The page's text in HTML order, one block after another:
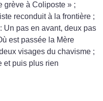
grève à Coliposte » ;
reconduit à la frontière ;
Un pas en avant, deux pas
est passée la Mère
visages du chavisme ;
et puis plus rien